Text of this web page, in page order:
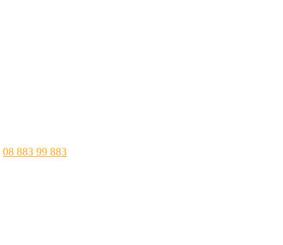
08 883 99 883